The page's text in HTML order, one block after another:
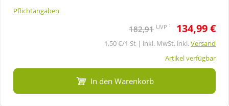
Natur & Homöopathie
Sport & Fitness
Pflichtangaben
182,91 UVP 1 134,99 €
1,50 €/1 St | inkl. MwSt. inkl.Versand
Artikel verfügbar
In den Warenkorb